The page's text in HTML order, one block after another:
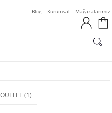
Blog Kurumsal Mağazalarımız
OUTLET(1)